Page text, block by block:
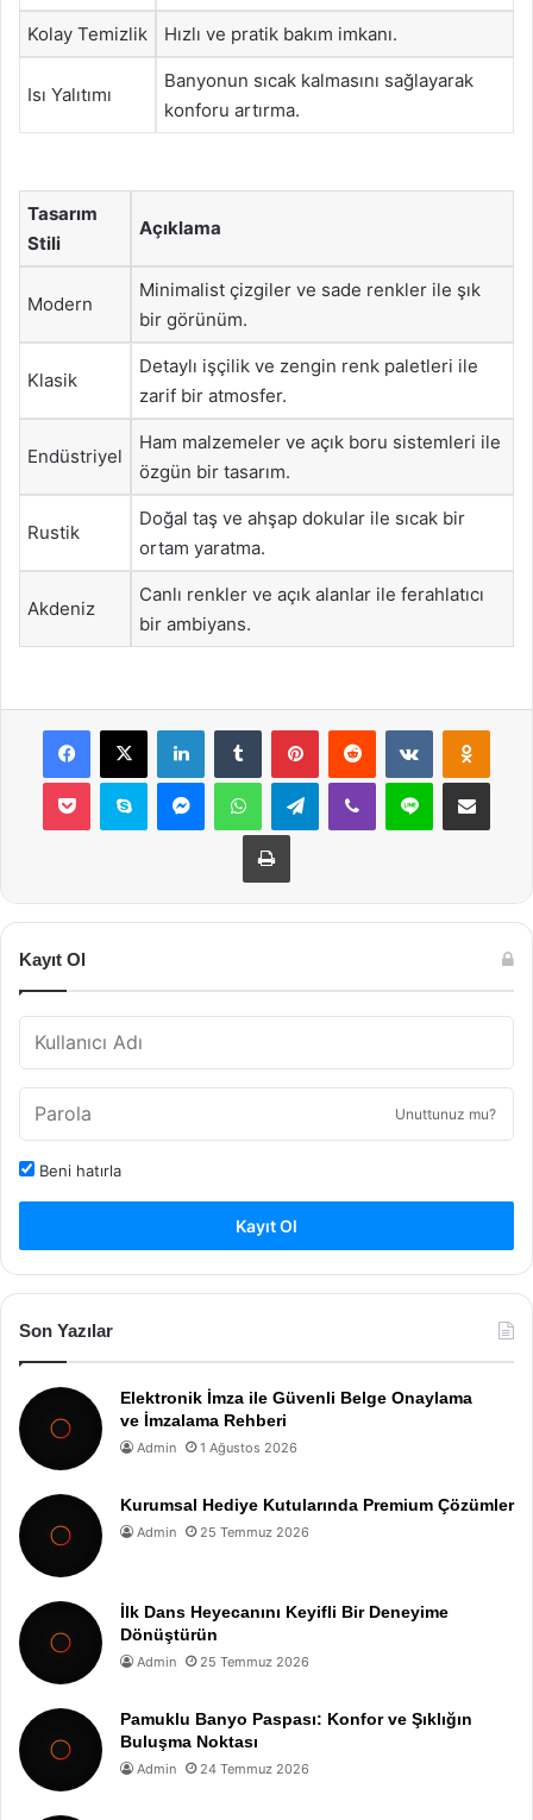
Kolay Temizlik Hızlı ve pratik bakım imkanı.
Isı Yalıtımı
Banyonun sıcak kalmasını sağlayarak
konforu artırma.
Tasarım
Stili
Açıklama
Modern
Minimalist çizgiler ve sade renkler ile şık
bir görünüm.
Klasik
Detaylı işçilik ve zengin renk paletleri ile
zarif bir atmosfer.
Endüstriyel
Ham malzemeler ve açık boru sistemleri ile
özgün bir tasarım.
Rustik
Doğal taş ve ahşap dokular ile sıcak bir
ortam yaratma.
Akdeniz
Canlı renkler ve açık alanlar ile ferahlatıcı
bir ambiyans.
Facebook
X LinkedInTumblr PinterestReddit VKontakte
Pocket Skype MessengerWhatsAppTelegramViber Line E-Posta ile
Yazdır
Kayıt Ol
Unuttunuz mu?
Beni hatırla
Kayıt Ol
Son Yazılar
Elektronik İmza ile Güvenli Belge Onaylama
ve İmzalama Rehberi
Admin 1 Ağustos 2026
Kurumsal Hediye Kutularında Premium Çözümler
Admin 25 Temmuz 2026
İlk Dans Heyecanını Keyifli Bir Deneyime
Dönüştürün
Admin 25 Temmuz 2026
Pamuklu Banyo Paspası: Konfor ve Şıklığın
Buluşma Noktası
Admin 24 Temmuz 2026